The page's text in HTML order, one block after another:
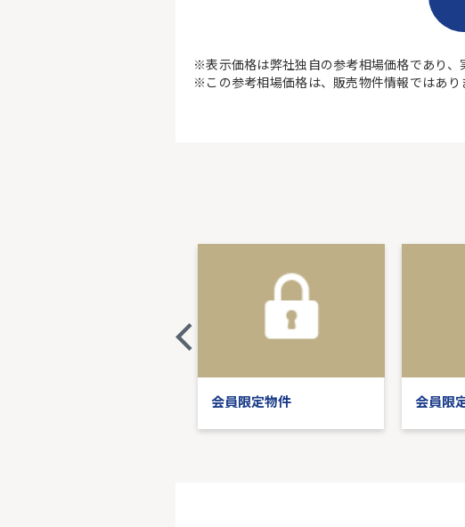
※表示価格は弊社独自の参考相場価格であり、
※この参考相場価格は、販売物件情報ではあり
会員限定物件 会員限